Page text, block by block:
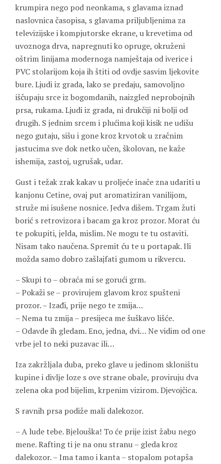
krumpira nego pod neonkama, s glavama iznad
naslovnica časopisa, s glavama priljubljenima za
televizijske i kompjutorske ekrane, u krevetima od
uvoznoga drva, napregnuti ko opruge, okruženi
oštrim linijama modernoga namještaja od iverice i
PVC stolarijom koja ih štiti od ovdje sasvim ljekovite
bure. Ljudi iz grada, lako se predaju, samovoljno
iščupaju srce iz bogomdanih, naizgled neprobojnih
prsa, rukama. Ljudi iz grada, ni drukčiji ni bolji od
drugih. S jednim srcem i plućima koji kisik ne udišu
nego gutaju, sišu i gone kroz krvotok u zračnim
jastucima sve dok netko učen, školovan, ne kaže
ishemija, zastoj, ugrušak, udar.
Gust i težak zrak kakav u proljeće inače zna udariti u
kanjonu Cetine, ovaj put aromatiziran vanilijom,
struže mi isušene nosnice. Jedva dišem. Trgam žuti
borić s retrovizora i bacam ga kroz prozor. Morat ću
te pokupiti, jelda, mislim. Ne mogu te tu ostaviti.
Nisam tako naučena. Spremit ću te u portapak. Ili
možda samo dobro zašlajfati gumom u rikvercu.
– Skupi to – obraća mi se gorući grm.
– Pokaži se – provirujem glavom kroz spušteni
prozor. – Izađi, prije nego te zmija…
– Nema tu zmija – presijeca me šuškavo lišće.
– Odavde ih gledam. Eno, jedna, dvi… Ne vidim od one
vrbe jel to neki puzavac ili…
Iza zakržljala duba, preko glave u jedinom skloništu
kupine i divlje loze s ove strane obale, proviruju dva
zelena oka pod bijelim, krpenim vizirom. Djevojčica.
S ravnih prsa podiže mali dalekozor.
– A lude tebe. Bjelouška! To će prije izist žabu nego
mene. Rafting ti je na onu stranu – gleda kroz
dalekozor. – Ima tamo i kanta – stopalom potapša